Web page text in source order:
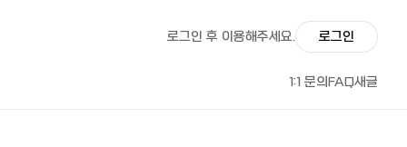
로그인 후 이용해주세요. 로그인
1:1 문의FAQ새글